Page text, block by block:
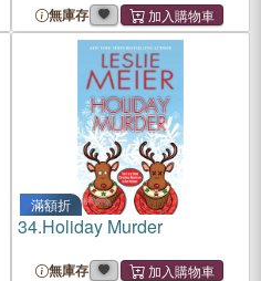
無庫存
滿額折
34.Holiday Murder
無庫存